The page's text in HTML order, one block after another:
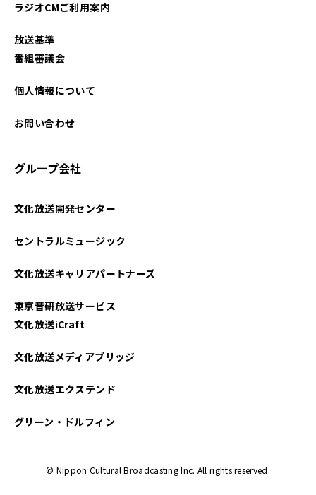
ラジオCMご利用案内
放送基準
番組審議会
個人情報について
お問い合わせ
グループ会社
文化放送開発センター
セントラルミュージック
文化放送キャリアパートナーズ
東京音研放送サービス
文化放送iCraft
文化放送メディアブリッジ
文化放送エクステンド
グリーン・ドルフィン
© Nippon Cultural Broadcasting Inc. All rights reserved.